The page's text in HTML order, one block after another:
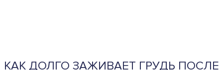
КАК ДОЛГО ЗАЖИВАЕТ ГРУДЬ ПОСЛЕ